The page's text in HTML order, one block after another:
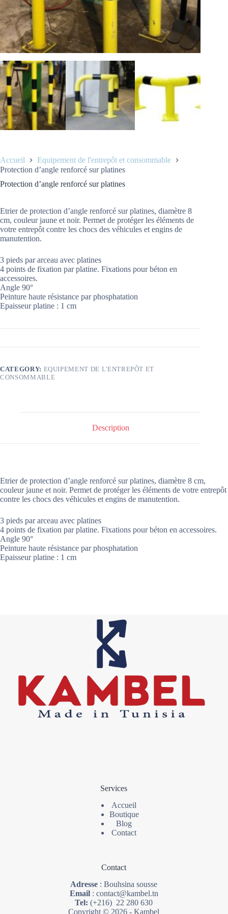
Accueil
Equipement de l'entrepôt et consommable
Protection d’angle renforcé sur platines
Protection d’angle renforcé sur platines
Etrier de protection d’angle renforcé sur platines, diamètre 8
cm, couleur jaune et noir. Permet de protéger les éléments de
votre entrepôt contre les chocs des véhicules et engins de
manutention.
3 pieds par arceau avec platines
4 points de fixation par platine. Fixations pour béton en
accessoires.
Angle 90°
Peinture haute résistance par phosphatation
Epaisseur platine : 1 cm
CATEGORY: EQUIPEMENT DE L'ENTREPÔT ET
CONSOMMABLE
Description
Etrier de protection d’angle renforcé sur platines, diamètre 8 cm,
couleur jaune et noir. Permet de protéger les éléments de votre entrepôt
contre les chocs des véhicules et engins de manutention.
3 pieds par arceau avec platines
4 points de fixation par platine. Fixations pour béton en accessoires.
Angle 90°
Peinture haute résistance par phosphatation
Epaisseur platine : 1 cm
Services
Accueil
Boutique
Blog
Contact
Contact
Adresse : Bouhsina sousse
Email : contact@kambel.tn
Tel: (+216) 22 280 630
Copyright © 2026 - Kambel